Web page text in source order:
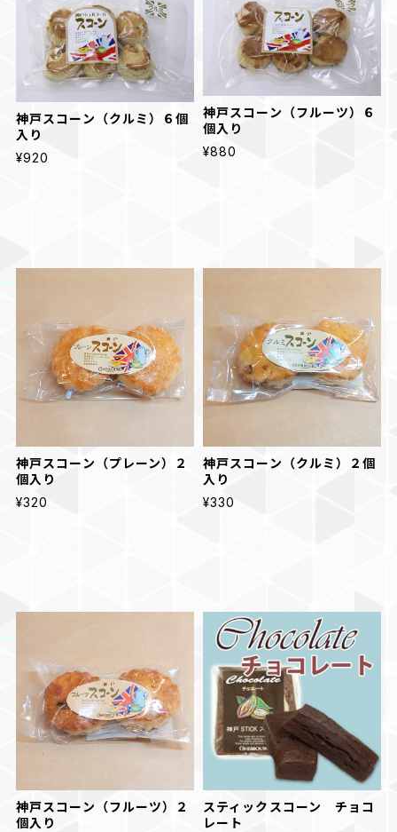
神戸スコーン（クルミ）６個
入り
¥920
神戸スコーン（フルーツ）６
個入り
¥880
神戸スコーン（プレーン）２
個入り
¥320
神戸スコーン（クルミ）２個
入り
¥330
神戸スコーン（フルーツ）２
個入り
スティックスコーン チョコ
レート